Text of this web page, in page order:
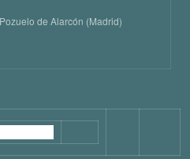
de Alarcón (Madrid)